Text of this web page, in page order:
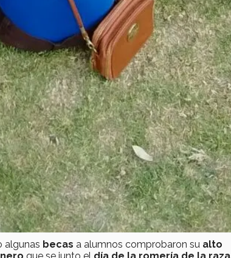
algunas becas a alumnos comprobaron su alto